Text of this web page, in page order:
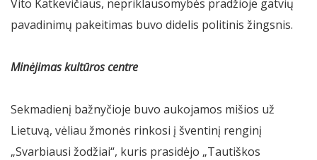
Vito Katkevičiaus, nepriklausomybės pradžioje gatvių
pavadinimų pakeitimas buvo didelis politinis žingsnis.
Minėjimas kultūros centre
Sekmadienį bažnyčioje buvo aukojamos mišios už
Lietuvą, vėliau žmonės rinkosi į šventinį renginį
„Svarbiausi žodžiai“, kuris prasidėjo „Tautiškos